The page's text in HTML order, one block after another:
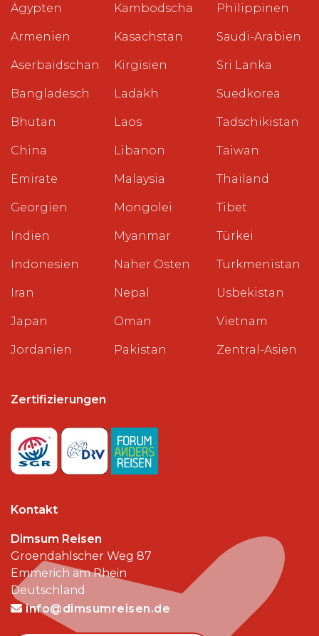
Ägypten
Armenien
Aserbaidschan
Bangladesch
Bhutan
China
Emirate
Georgien
Indien
Indonesien
Iran
Japan
Jordanien
Kambodscha
Kasachstan
Kirgisien
Ladakh
Laos
Libanon
Malaysia
Mongolei
Myanmar
Naher Osten
Nepal
Oman
Pakistan
Philippinen
Saudi-Arabien
Sri Lanka
Suedkorea
Tadschikistan
Taiwan
Thailand
Tibet
Türkei
Turkmenistan
Usbekistan
Vietnam
Zentral-Asien
Zertifizierungen
Kontakt
Dimsum Reisen
Groendahlscher Weg 87
Emmerich am Rhein
Deutschland
info@dimsumreisen.de